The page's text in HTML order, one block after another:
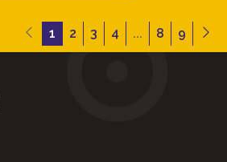
1 2 3 4 ... 8 9